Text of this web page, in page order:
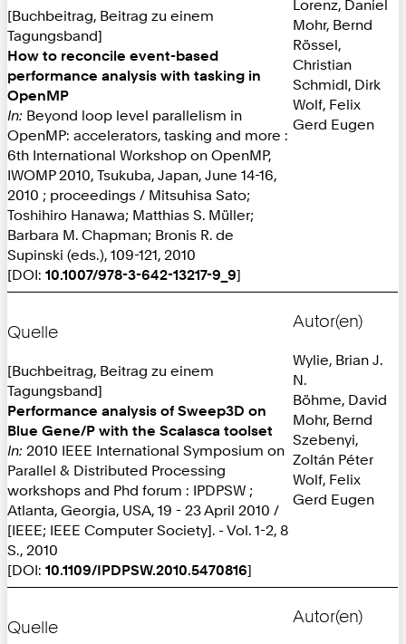
[Buchbeitrag, Beitrag zu einem
Tagungsband]
How to reconcile event-based
performance analysis with tasking in
OpenMP
In: Beyond loop level parallelism in
OpenMP: accelerators, tasking and more :
6th International Workshop on OpenMP,
IWOMP 2010, Tsukuba, Japan, June 14-16,
2010 ; proceedings / Mitsuhisa Sato;
Toshihiro Hanawa; Matthias S. Müller;
Barbara M. Chapman; Bronis R. de
Supinski (eds.), 109-121, 2010
[DOI: 10.1007/978-3-642-13217-9_9]
Lorenz, Daniel
Mohr, Bernd
Rössel,
Christian
Schmidl, Dirk
Wolf, Felix
Gerd Eugen
Quelle
[Buchbeitrag, Beitrag zu einem
Tagungsband]
Performance analysis of Sweep3D on
Blue Gene/P with the Scalasca toolset
In: 2010 IEEE International Symposium on
Parallel & Distributed Processing
workshops and Phd forum : IPDPSW ;
Atlanta, Georgia, USA, 19 - 23 April 2010 /
[IEEE; IEEE Computer Society]. - Vol. 1-2, 8
S., 2010
[DOI: 10.1109/IPDPSW.2010.5470816]
Autor(en)
Wylie, Brian J.
N.
Böhme, David
Mohr, Bernd
Szebenyi,
Zoltán Péter
Wolf, Felix
Gerd Eugen
Quelle
Autor(en)